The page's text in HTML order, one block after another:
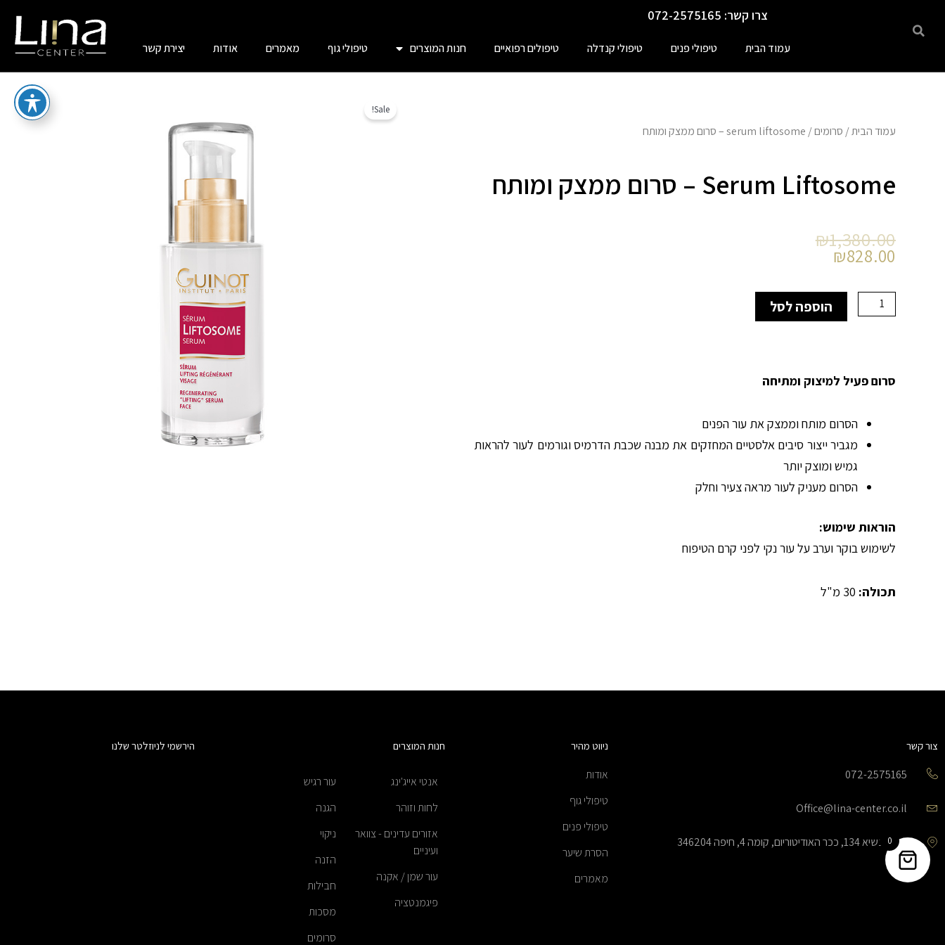
צרו קשר: 072-2575165
עמוד הבית טיפולי פנים טיפולי קנדלה טיפולים רפואיים חנות המוצרים טיפולי גוף מאמרים אודות יצירת קשר
עמוד הבית/ סרומים/ serum liftosome – סרום ממצק ומותח
Serum Liftosome – סרום ממצק ומותח
₪1,380.00
המחיר
המקורי
₪1,380.00.
₪828.00
המחיר
הנוכחי
₪828.00.
כמות
הוספה לסל
סרום פעיל למיצוק ומתיחה
הסרום מותח וממצק את עור הפנים
מגביר ייצור סיבים אלסטיים המחזקים את מבנה שכבת הדרמיס וגורמים לעור להראות
גמיש ומוצק יותר
הסרום מעניק לעור מראה צעיר וחלק
הוראות שימוש:
לשימוש בוקר וערב על עור נקי לפני קרם הטיפוח
תכולה:
Sale!
צור קשר
072-2575165
Office@lina-center.co.il
שד’ הנשיא 134, ככר האודיטוריום, קומה 4, חיפה 346204
ניווט מהיר
אודות
טיפולי גוף
טיפולי פנים
הסרת שיער
מאמרים
חנות המוצרים
אנטי אייג'ינג
לחות וזוהר
אזורים עדינים - צוואר
ועיניים
עור שמן / אקנה
פיגמנטציה
עור רגיש
הגנה
ניקוי
הזנה
חבילות
מסכות
סרומים
הירשמי לניוזלטר שלנו
0